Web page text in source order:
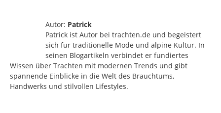
Autor: Patrick
Patrick ist Autor bei trachten.de und begeistert
sich für traditionelle Mode und alpine Kultur. In
seinen Blogartikeln verbindet er fundiertes
Wissen über Trachten mit modernen Trends und gibt
spannende Einblicke in die Welt des Brauchtums,
Handwerks und stilvollen Lifestyles.